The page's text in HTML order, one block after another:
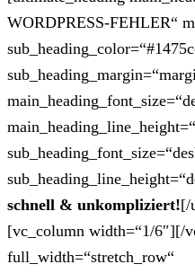
WORDPRESS-FEHLER“
schnell & unkompliziert![/
[vc_column width=“1/6″][/
full_width=“stretch_row“